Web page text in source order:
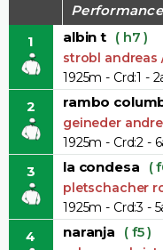
Performance
1
albin t ( h7 )
strobl andreas
1925m - Crd:1 -
2 rambo
geineder
1925m - Crd:2 -
3 la condesa (
pletschacher
1925m - Crd:3 -
4 naranja ( f5 )